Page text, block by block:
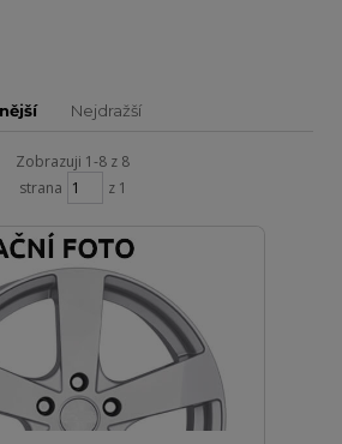
Nejdražší
Zobrazuji 1-8 z 8
strana
z 1